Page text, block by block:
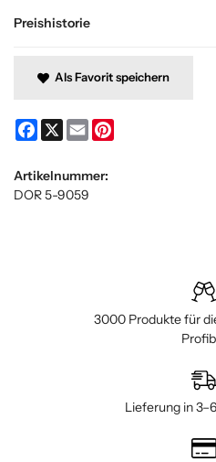
Preishistorie
Als Favorit speichern
Facebook
X Email
Artikelnummer:
DOR 5-9059
3000 Produkte für
Lieferung in